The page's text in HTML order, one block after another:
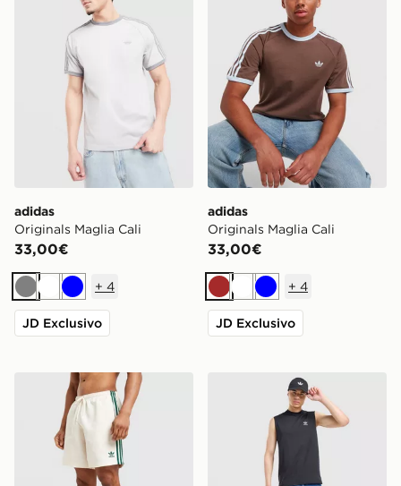
adidas
Originals Maglia Cali
33,00€
GrigioBianco
Blu
+ 4
JD Exclusivo
adidas
Originals Maglia Cali
33,00€
Marrone
Bianco
Blu
+ 4
JD Exclusivo
adidas Originals Costume da Bagno 3-Stripes 8
adidas Originals Trefoil